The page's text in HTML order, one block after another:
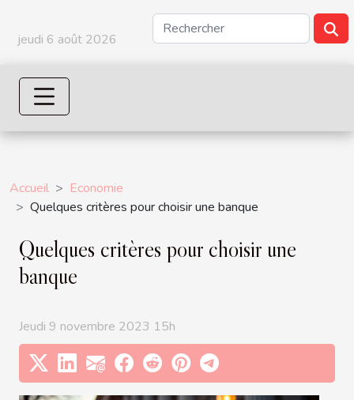
jeudi 6 août 2026
Accueil
Economie
Quelques critères pour choisir une banque
Quelques critères pour choisir une
banque
Jeudi 9 novembre 2023 15h